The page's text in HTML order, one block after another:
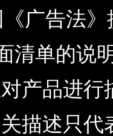
广告法
清单的说
产品进
描述只